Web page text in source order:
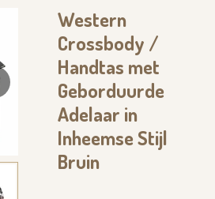
Western
Crossbody /
Handtas met
Geborduurde
Adelaar in
Inheemse Stijl
Bruin